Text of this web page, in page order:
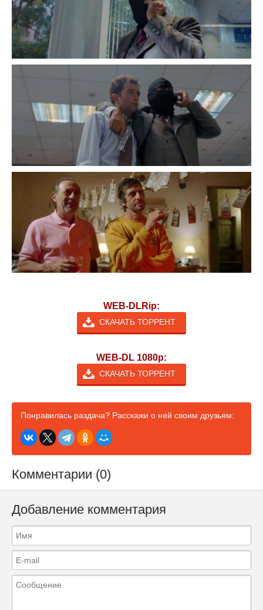
WEB-DLRip:
СКАЧАТЬ ТОРРЕНТ
WEB-DL 1080p:
СКАЧАТЬ ТОРРЕНТ
Понравилась раздача? Расскажи о ней своим друзьям:
Комментарии (0)
Добавление комментария